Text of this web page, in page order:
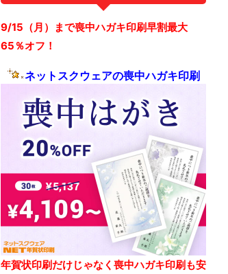
9/15（月）まで喪中ハガキ印刷早割最大
65％オフ！
ネットスクウェアの喪中ハガキ印刷
年賀状印刷だけじゃなく喪中ハガキ印刷も安